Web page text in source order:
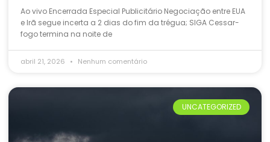
Ao vivo Encerrada Especial Publicitário Negociação entre EUA
e Irã segue incerta a 2 dias do fim da trégua; SIGA Cessar-
fogo termina na noite de
abril 21, 2026 Nenhum comentário
UNCATEGORIZED